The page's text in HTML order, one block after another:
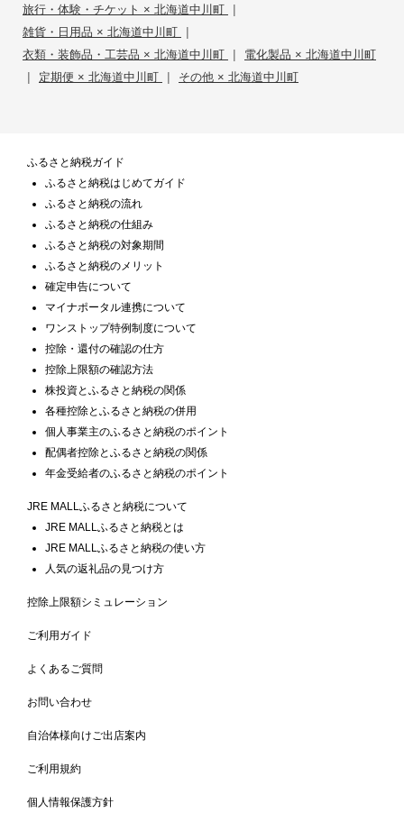
旅行・体験・チケット × 北海道中川町 |
雑貨・日用品 × 北海道中川町 |
衣類・装飾品・工芸品 × 北海道中川町 | 電化製品 × 北海道中川町
| 定期便 × 北海道中川町 | その他 × 北海道中川町
ふるさと納税ガイド
ふるさと納税はじめてガイド
ふるさと納税の流れ
ふるさと納税の仕組み
ふるさと納税の対象期間
ふるさと納税のメリット
確定申告について
マイナポータル連携について
ワンストップ特例制度について
控除・還付の確認の仕方
控除上限額の確認方法
株投資とふるさと納税の関係
各種控除とふるさと納税の併用
個人事業主のふるさと納税のポイント
配偶者控除とふるさと納税の関係
年金受給者のふるさと納税のポイント
JRE MALLふるさと納税について
JRE MALLふるさと納税とは
JRE MALLふるさと納税の使い方
人気の返礼品の見つけ方
控除上限額シミュレーション
ご利用ガイド
よくあるご質問
お問い合わせ
自治体様向けご出店案内
ご利用規約
個人情報保護方針